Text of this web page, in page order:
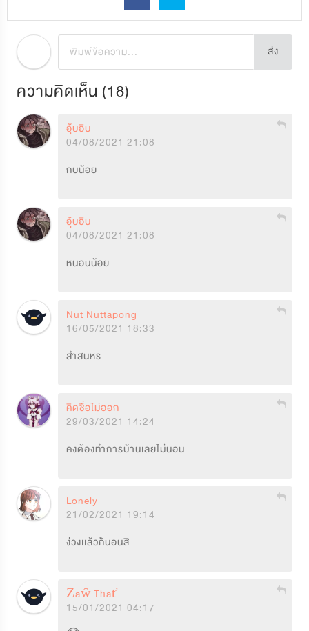
ส่ง
ความคิดเห็น (18)
อุ้บอิบ
04/08/2021 21:08
กบน้อย
อุ้บอิบ
04/08/2021 21:08
หนอนน้อย
Nut Nuttapong
16/05/2021 18:33
สำสนหร
คิดชื่อไม่ออก
29/03/2021 14:24
คงต้องทำการบ้านเลยไม่นอน
Lonely
21/02/2021 19:14
ง่วงเเล้วก็นอนสิ
Źaŵ Thať
15/01/2021 04:17